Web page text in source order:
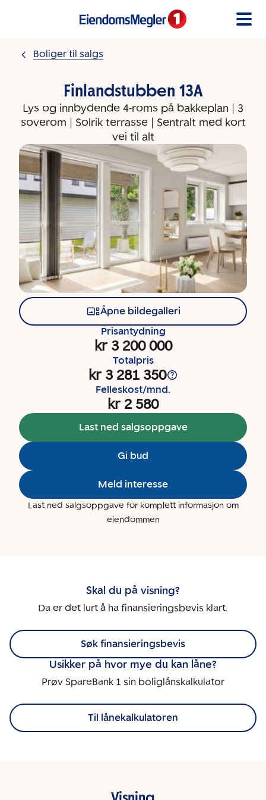
Boliger til salgs
Finlandstubben 13A
Lys og innbydende 4-roms på bakkeplan | 3
soverom | Solrik terrasse | Sentralt med kort
vei til alt
Åpne bildegalleri
Prisantydning
kr 3 200 000
Totalpris
kr 3 281 350
Felleskost/mnd.
kr 2 580
Last ned salgsoppgave
Gi bud
Meld interesse
Last ned salgsoppgave for komplett informasjon om
eiendommen
Skal du på visning?
Da er det lurt å ha finansieringsbevis klart.
Søk finansieringsbevis
Usikker på hvor mye du kan låne?
Prøv SpareBank 1 sin boliglånskalkulator
Til lånekalkulatoren